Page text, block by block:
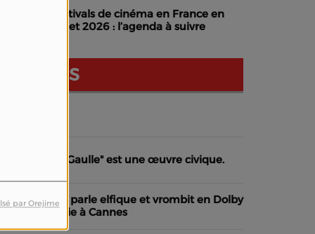
par Orejime
Festivals de cinéma en France en
juillet 2026 : l’agenda à suivre
NOS AVIS
Bataille de Gaulle" est une œuvre civique.
Cannes parle elfique et vrombit en Dolby
- Jérémie à Cannes